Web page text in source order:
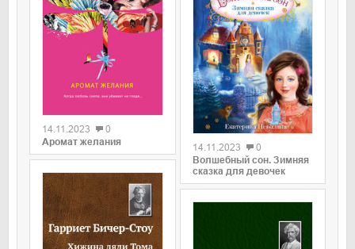
14.11.2023
0
Аромат желания
0
14.11.2023
0
Волшебный сон. Зимняя
сказка для девочек